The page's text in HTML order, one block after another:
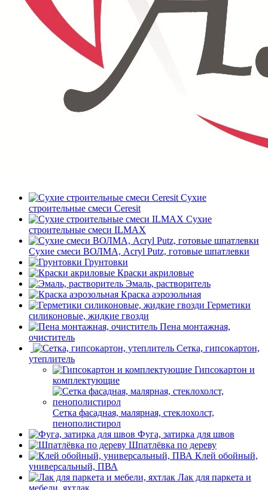
Сухие
строительные смеси Ceresit
Сухие
строительные смеси ILMAX
Сухие смеси ВОЛМА, Acryl Putz, готовые шпатлевки
Грунтовки
Краски акриловые
Эмаль, растворитель
Краска аэрозольная
Герметики
силиконовые, жидкие гвозди
Пена монтажная,
очиститель
Сетка, гипсокартон,
утеплитель
Гипсокартон и
комплектующие
Сетка фасадная, малярная, стеклохолст,
пенополистирол
Фуга, затирка для швов
Шпатлёвка по дереву
Клей обойный,
универсальный, ПВА
Лак для паркета и
мебели, яхтлак